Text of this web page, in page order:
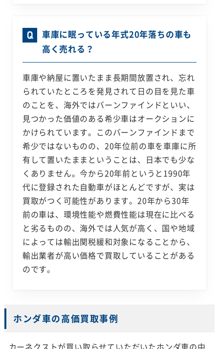
車庫に眠っている年式20年落ちの車も
高く売れる？
車庫や納屋に置いたまま長期間放置され、忘れ
られていたところを発見されて日の目を見た車
のことを、海外ではバーンファインドといい、
見つかった価値のある希少車はオークションに
かけられています。このバーンファインドまで
希少ではないものの、20年位前の車を車庫に所
有して置いたままということは、日本でも少な
くありません。今から20年前というと1990年
代に登録された自動車がほとんどですが、実は
買取がつく可能性があります。20年から30年
前の車は、環境性能や燃費性能は現在に比べる
と劣るものの、海外では人気が高く、国や地域
によっては輸出関税緩和対象になることから、
輸出業者が高い価格で買取していることがある
のです。
ホンダ車の高価買取事例